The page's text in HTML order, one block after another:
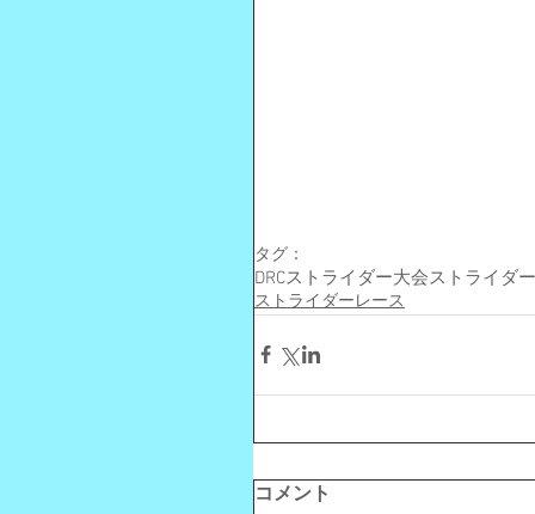
タグ：
DRCストライダー大会ストライダ
ストライダーレース
コメント